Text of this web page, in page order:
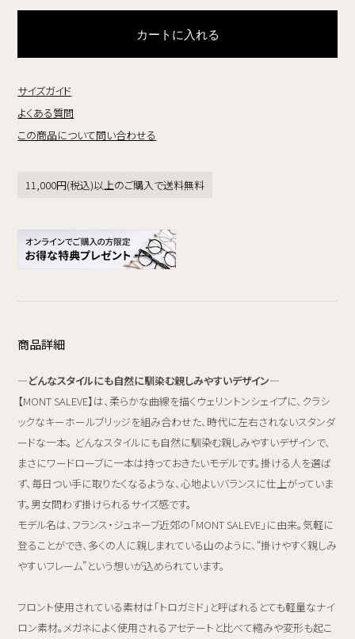
カートに入れる
サイズガイド
よくある質問
この商品について問い合わせる
11,000円(税込)以上のご購入で送料無料
商品詳細
―どんなスタイルにも自然に馴染む親しみやすいデザイン―
【MONT SALEVE】は、柔らかな曲線を描くウェリントンシェイプに、クラシ
ックなキーホールブリッジを組み合わせた、時代に左右されないスタンダ
ードな一本。 どんなスタイルにも自然に馴染む親しみやすいデザインで、
まさにワードローブに一本は持っておきたいモデルです。掛ける人を選ば
ず、毎日つい手に取りたくなるような、心地よいバランスに仕上がっていま
す。男女問わず掛けられるサイズ感です。
モデル名は、フランス・ジュネーブ近郊の「MONT SALEVE」に由来。気軽に
登ることができ、多くの人に親しまれている山のように、“掛けやすく親しみ
やすいフレーム”という想いが込められています。
フロント使用されている素材は「トロガミド」と呼ばれるとても軽量なナイ
ロン素材。メガネによく使用されるアセテートと比べて縮みや変形も起こ